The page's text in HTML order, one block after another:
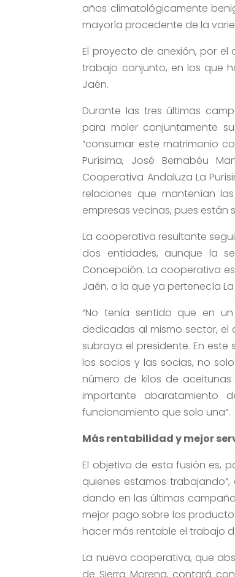
años climatológicamente
mayoría procedente de la
El proyecto de anexión, por
trabajo conjunto, en los que
Jaén.
Durante las tres últimas
para moler conjuntamente
“consumar este matrimonio
Purísima, José Bernabéu
Cooperativa Andaluza La
relaciones que mantenían
empresas vecinas, pues
La cooperativa resultante
dos entidades, aunque la
Concepción. La cooperativa
Jaén, a la que ya pertenecía
“No tenía sentido que en
dedicadas al mismo sector,
subraya el presidente. En
los socios y las socias, no
número de kilos de aceitunas
importante
funcionamiento que solo una”.
Más rentabilidad y mejor
El objetivo de esta fusión es,
quienes estamos
dando en las últimas
mejor pago sobre los
hacer más rentable el trabajo
La nueva cooperativa, que